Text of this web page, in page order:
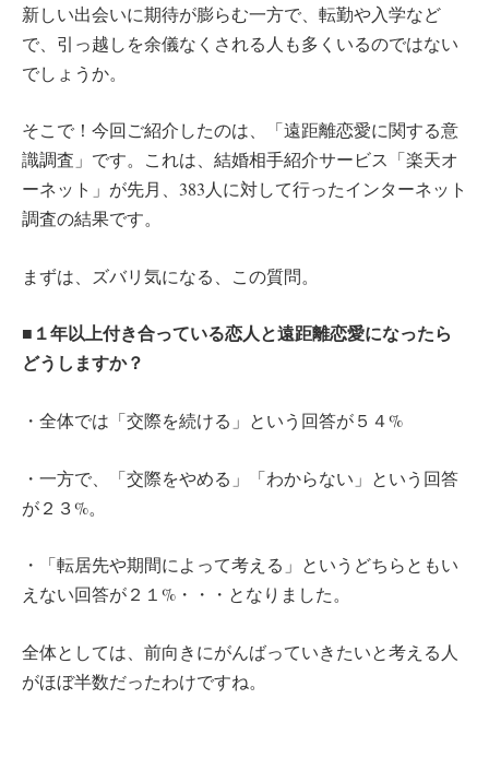
新しい出会いに期待が膨らむ一方で、転勤や入学など
で、引っ越しを余儀なくされる人も多くいるのではない
でしょうか。
そこで！今回ご紹介したのは、「遠距離恋愛に関する意
識調査」です。これは、結婚相手紹介サービス「楽天オ
ーネット」が先月、383人に対して行ったインターネット
調査の結果です。
まずは、ズバリ気になる、この質問。
■１年以上付き合っている恋人と遠距離恋愛になったら
どうしますか？
・全体では「交際を続ける」という回答が５４%
・一方で、「交際をやめる」「わからない」という回答
が２３%。
・「転居先や期間によって考える」というどちらともい
えない回答が２１%・・・となりました。
全体としては、前向きにがんばっていきたいと考える人
がほぼ半数だったわけですね。